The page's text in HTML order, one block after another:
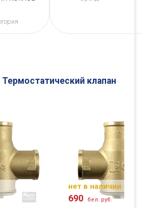
Термостатический клапан
нет в наличии
690 бел. руб.